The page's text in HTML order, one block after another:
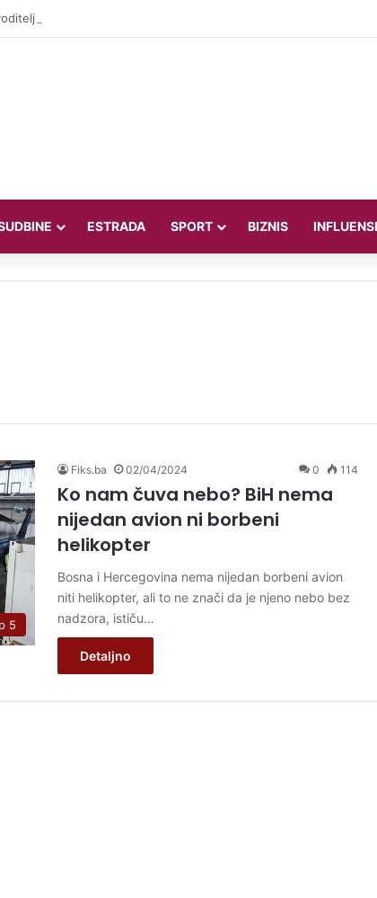
Valentina Miletić koju porede s Dilettom Leotom
ESTRADA SPORT BIZNIS
5
Fiks.ba 02/04/2024 0 114
Ko nam čuva nebo? BiH nema
nijedan avion ni borbeni
helikopter
Bosna i Hercegovina nema nijedan borbeni avion
niti helikopter, ali to ne znači da je njeno nebo bez
nadzora, ističu…
Detaljno